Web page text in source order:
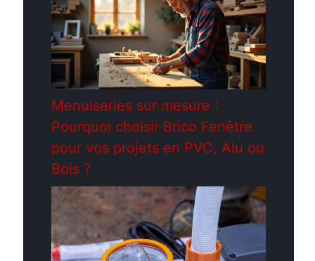
Menuiseries sur mesure :
Pourquoi choisir Brico Fenêtre
pour vos projets en PVC, Alu ou
Bois ?